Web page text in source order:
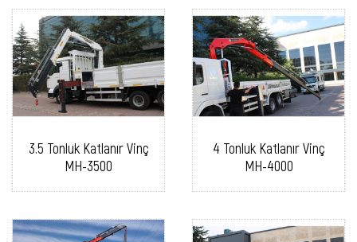
3.5 Tonluk Katlanır Vinç
MH-3500
4 Tonluk Katlanır Vinç
MH-4000